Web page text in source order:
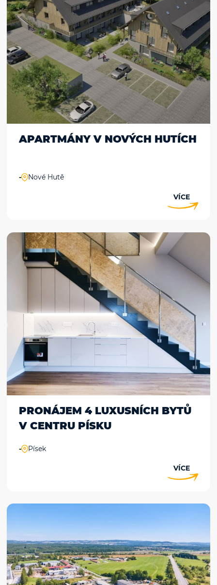
APARTMÁNY V NOVÝCH HUTÍCH
- Nové Hutě
VÍCE
PRONÁJEM 4 LUXUSNÍCH BYTŮ
V CENTRU PÍSKU
- Písek
VÍCE